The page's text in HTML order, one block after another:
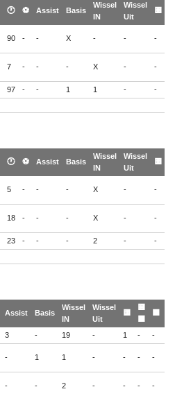
🕐 ⚽ Assist Basis
Wissel
IN
Wissel
Uit
🟨
90 - - X - - -
7 - - - X - -
97 - - 1 1 - -
🕐 ⚽ Assist Basis
Wissel
IN
Wissel
Uit
🟨
5 - - - X - -
18 - - - X - -
23 - - - 2 - -
Assist Basis
Wissel
IN
Wissel
Uit
🟨
🟨
3 - 19 - 1 -
-
- 1 1 - - - -
- - 2 - - - -